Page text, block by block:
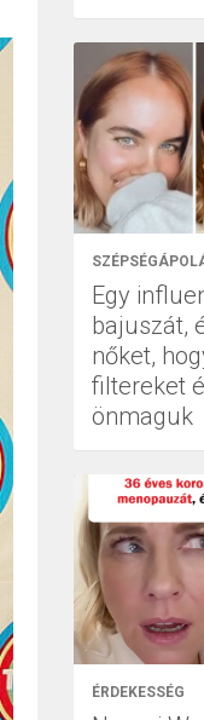
Egy
bajuszát,
nőket,
filtereket
önmaguk
ÉRDEKESSÉG